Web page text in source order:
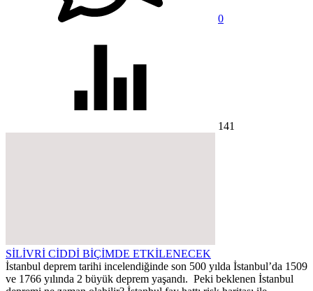
0
141
SİLİVRİ CİDDİ BİÇİMDE ETKİLENECEK
İstanbul deprem tarihi incelendiğinde son 500 yılda İstanbul’da 1509
ve 1766 yılında 2 büyük deprem yaşandı. Peki beklenen İstanbul